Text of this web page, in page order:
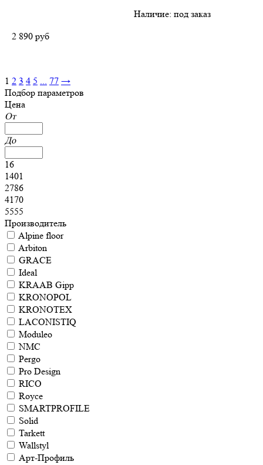
Наличие: под заказ
2 890 руб
1 2 3 4 5 ... 77 →
Подбор параметров
Цена
От
До
16
1401
2786
4170
5555
Производитель
Alpine floor
Arbiton
GRACE
Ideal
KRAAB Gipp
KRONOPOL
KRONOTEX
LACONISTIQ
Moduleo
NMC
Pergo
Pro Design
RICO
Royce
SMARTPROFILE
Solid
Tarkett
Wallstyl
Арт-Профиль